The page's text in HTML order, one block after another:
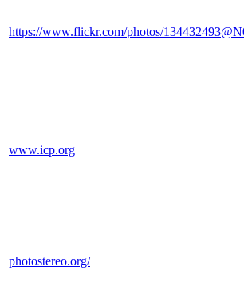
https://www.flickr.com/photos/
www.icp.org
photostereo.org/